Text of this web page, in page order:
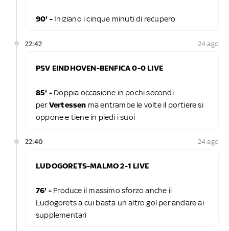
90' - Iniziano i cinque minuti di recupero
22:42 24 ago
PSV EINDHOVEN-BENFICA 0-0 LIVE
85' - Doppia occasione in pochi secondi
perVertessen ma entrambe le volte il portiere si
oppone e tiene in piedi i suoi
22:40 24 ago
LUDOGORETS-MALMO 2-1 LIVE
76' - Produce il massimo sforzo anche il
Ludogorets a cui basta un altro gol per andare ai
supplementari